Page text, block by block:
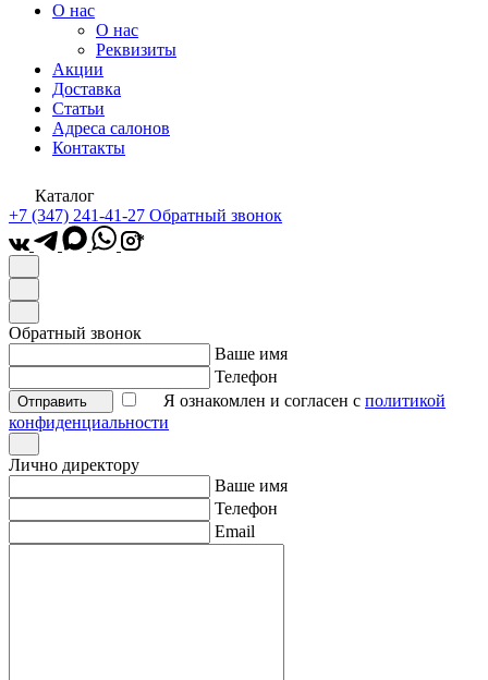
О нас
О нас
Реквизиты
Акции
Доставка
Статьи
Адреса салонов
Контакты
Каталог
+7 (347) 241-41-27 Обратный звонок
*
Обратный звонок
Ваше имя
Телефон
Отправить Я ознакомлен и согласен с политикой
конфиденциальности
Лично директору
Ваше имя
Телефон
Email